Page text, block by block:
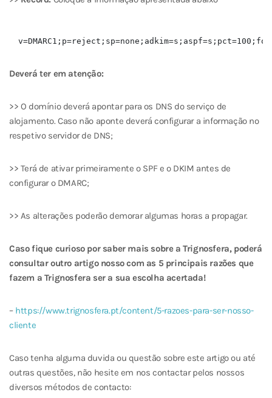
Deverá ter em atenção:
>> O domínio deverá apontar para os DNS do serviço de
alojamento. Caso não aponte deverá configurar a informação no
respetivo servidor de DNS;
>> Terá de ativar primeiramente o SPF e o DKIM antes de
configurar o DMARC;
>> As alterações poderão demorar algumas horas a propagar.
Caso fique curioso por saber mais sobre a Trignosfera, poderá
consultar outro artigo nosso com as 5 principais razões que
fazem a Trignosfera ser a sua escolha acertada!
– https://www.trignosfera.pt/content/5-razoes-para-ser-nosso-
cliente
Caso tenha alguma duvida ou questão sobre este artigo ou até
outras questões, não hesite em nos contactar pelos nossos
diversos métodos de contacto: